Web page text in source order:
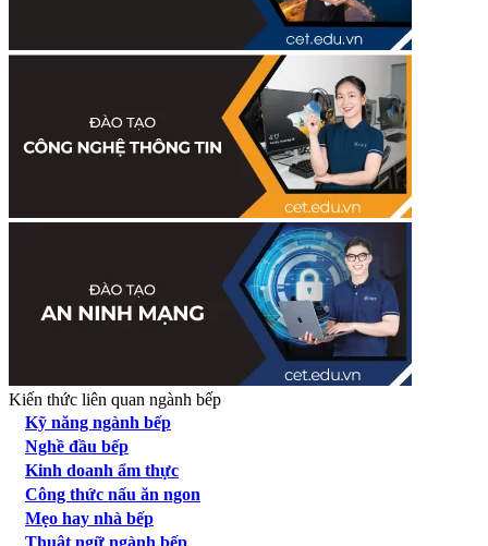
Kiến thức liên quan ngành bếp
Kỹ năng ngành bếp
Nghề đầu bếp
Kinh doanh ẩm thực
Công thức nấu ăn ngon
Mẹo hay nhà bếp
Thuật ngữ ngành bếp